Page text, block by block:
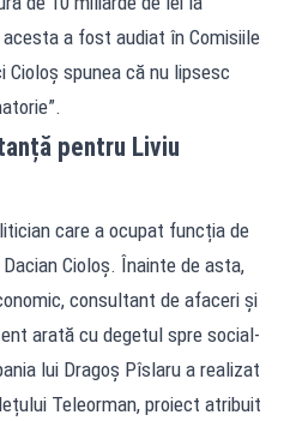
a fost audiat în Comisiile
spunea că nu lipsesc
pentru Liviu
care a ocupat funcția de
Cioloș. Înainte de asta,
consultant de afaceri și
arată cu degetul spre social-
lui Dragoș Pîslaru a realizat
Teleorman, proiect atribuit